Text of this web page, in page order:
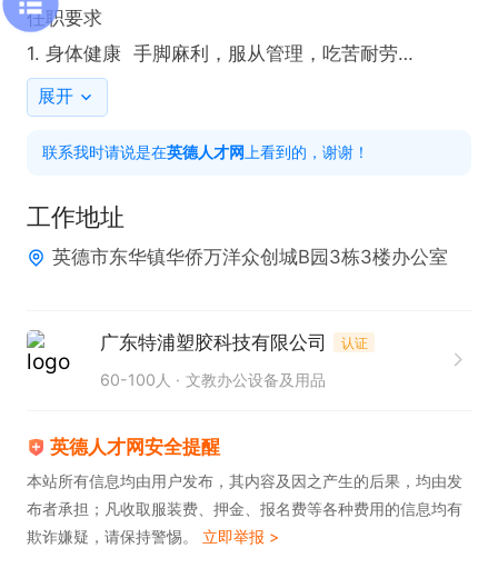
任职要求
1. 身体健康  手脚麻利，服从管理，吃苦耐劳
2.有工厂生产工作经验者优先
注“英德人才网”上看到的；请把简历完善到80%再投
展开
联系我时请说是在英德人才网 上看到的，谢谢！
工作地址
英德市东华镇华侨万洋众创城B园3栋3楼办公室
广东特浦塑胶科技有限公司 认证
60-100人 文教办公设备及用品
英德人才网安全提醒
本站所有信息均由用户发布，其内容及因之产生的后果，均由发
布者承担；凡收取服装费、押金、报名费等各种费用的信息均有
欺诈嫌疑，请保持警惕。 立即举报 >